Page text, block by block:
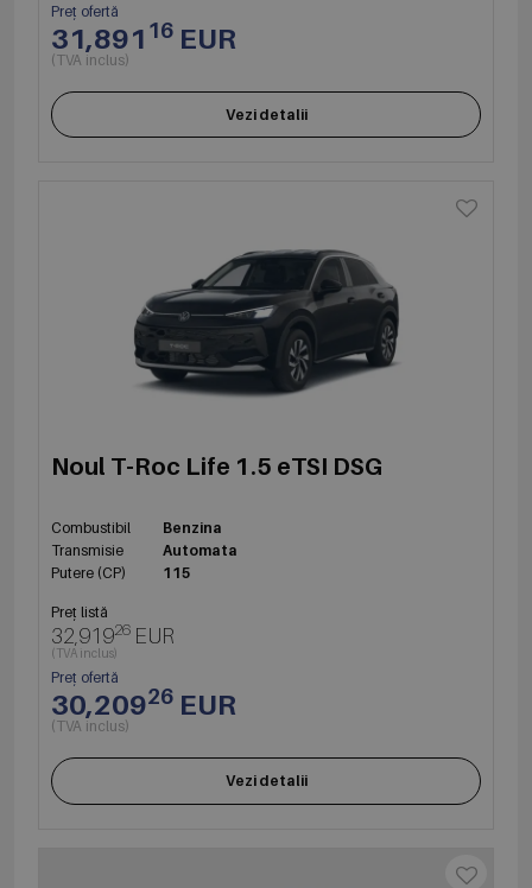
Preț ofertă
31,891 16 EUR
(TVA inclus)
Vezi detalii
Noul T-Roc Life 1.5 eTSI DSG
Combustibil
Benzina
Transmisie
Automata
Putere (CP)
115
Preț listă
32,91926 EUR
(TVA inclus)
Preț ofertă
30,20926 EUR
(TVA inclus)
Vezi detalii